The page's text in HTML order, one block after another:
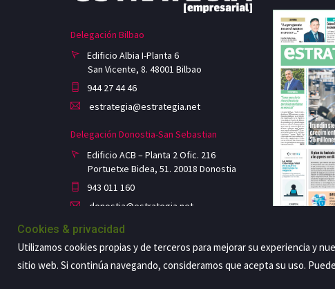
Delegación Bilbao
Edificio Albia I-Planta 6
San Vicente, 8. 48001 Bilbao
944 27 44 46
estrategia@estrategia.net
Delegación Donostia-San Sebastian
Edificio ACB – Planta 2 Ofic. 216
Portuetxe Bidea, 51. 20018 Donostia
943 011 160
donostia@estrategia.net
Cookies & privacidad
Utilizamos cookies propias y de terceros para mejorar su experiencia y
sitio web. Si continúa navegando, consideramos que acepta su uso.